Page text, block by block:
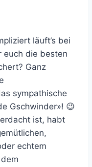
läuft’s bei
euch die besten
Ganz
sympathische
Gschwinder»! 😉
ist, habt
echtem